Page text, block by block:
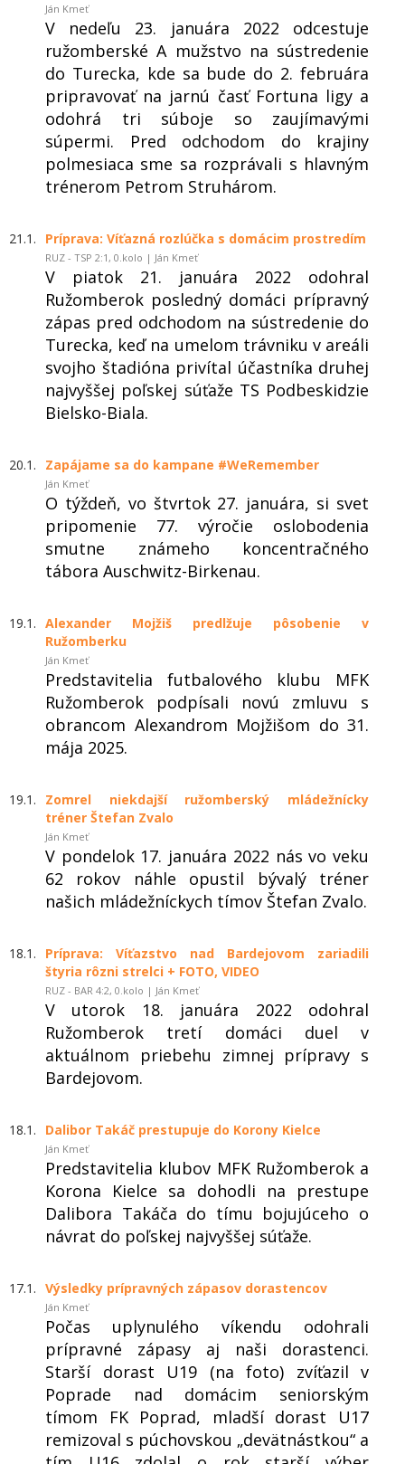
Ján Kmeť
V nedeľu 23. januára 2022 odcestuje
ružomberské A mužstvo na sústredenie
do Turecka, kde sa bude do 2. februára
pripravovať na jarnú časť Fortuna ligy a
odohrá tri súboje so zaujímavými
súpermi. Pred odchodom do krajiny
polmesiaca sme sa rozprávali s hlavným
trénerom Petrom Struhárom.
21.1. Príprava: Víťazná rozlúčka s domácim prostredím
RUZ - TSP 2:1, 0.kolo | Ján Kmeť
V piatok 21. januára 2022 odohral
Ružomberok posledný domáci prípravný
zápas pred odchodom na sústredenie do
Turecka, keď na umelom trávniku v areáli
svojho štadióna privítal účastníka druhej
najvyššej poľskej súťaže TS Podbeskidzie
Bielsko-Biala.
20.1. Zapájame sa do kampane #WeRemember
Ján Kmeť
O týždeň, vo štvrtok 27. januára, si svet
pripomenie 77. výročie oslobodenia
smutne známeho koncentračného
tábora Auschwitz-Birkenau.
19.1. Alexander Mojžiš predlžuje pôsobenie v
Ružomberku
Ján Kmeť
Predstavitelia futbalového klubu MFK
Ružomberok podpísali novú zmluvu s
obrancom Alexandrom Mojžišom do 31.
mája 2025.
19.1.
Zomrel niekdajší ružomberský mládežnícky
tréner Štefan Zvalo
Ján Kmeť
V pondelok 17. januára 2022 nás vo veku
62 rokov náhle opustil bývalý tréner
našich mládežníckych tímov Štefan Zvalo.
18.1.
Príprava: Víťazstvo nad Bardejovom zariadili
štyria rôzni strelci + FOTO, VIDEO
RUZ - BAR 4:2, 0.kolo | Ján Kmeť
V utorok 18. januára 2022 odohral
Ružomberok tretí domáci duel v
aktuálnom priebehu zimnej prípravy s
Bardejovom.
18.1. Dalibor Takáč prestupuje do Korony Kielce
Ján Kmeť
Predstavitelia klubov MFK Ružomberok a
Korona Kielce sa dohodli na prestupe
Dalibora Takáča do tímu bojujúceho o
návrat do poľskej najvyššej súťaže.
17.1. Výsledky prípravných zápasov dorastencov
Ján Kmeť
Počas uplynulého víkendu odohrali
prípravné zápasy aj naši dorastenci.
Starší dorast U19 (na foto) zvíťazil v
Poprade nad domácim seniorským
tímom FK Poprad, mladší dorast U17
remizoval s púchovskou „devätnástkou“ a